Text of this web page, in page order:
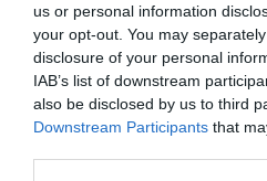
us or personal information
your opt-out. You may
disclosure of your personal
IAB’s list of downstream
also be disclosed by us to third
Downstream Participants that
DERNIERS